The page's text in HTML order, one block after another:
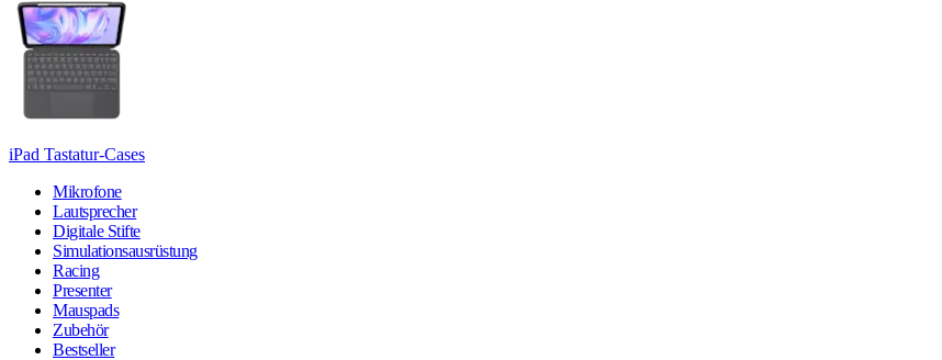
iPad Tastatur-Cases
Mikrofone
Lautsprecher
Digitale Stifte
Simulationsausrüstung
Racing
Presenter
Mauspads
Zubehör
Bestseller